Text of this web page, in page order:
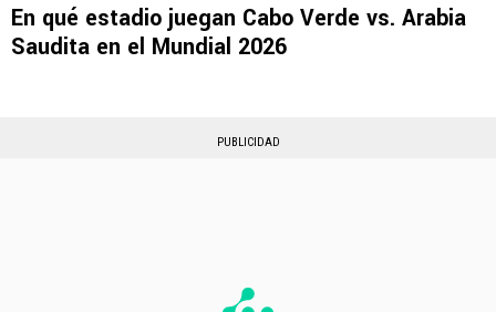
En qué estadio juegan Cabo Verde vs. Arabia
Saudita en el Mundial 2026
PUBLICIDAD